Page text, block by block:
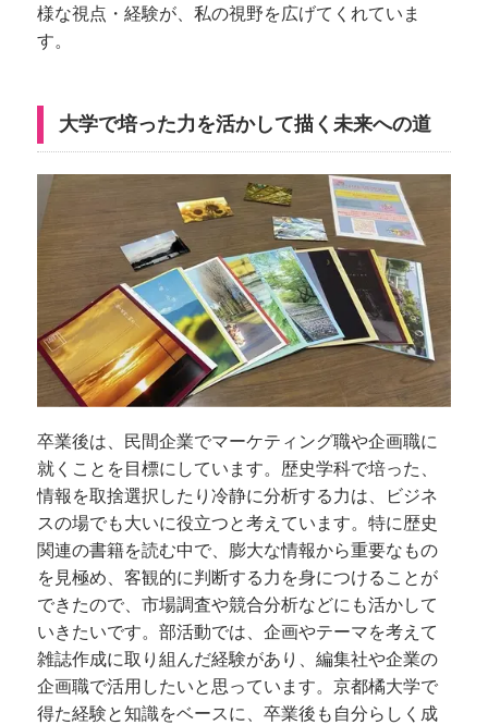
様な視点・経験が、私の視野を広げてくれていま
す。
大学で培った力を活かして描く未来への道
卒業後は、民間企業でマーケティング職や企画職に
就くことを目標にしています。歴史学科で培った、
情報を取捨選択したり冷静に分析する力は、ビジネ
スの場でも大いに役立つと考えています。特に歴史
関連の書籍を読む中で、膨大な情報から重要なもの
を見極め、客観的に判断する力を身につけることが
できたので、市場調査や競合分析などにも活かして
いきたいです。部活動では、企画やテーマを考えて
雑誌作成に取り組んだ経験があり、編集社や企業の
企画職で活用したいと思っています。京都橘大学で
得た経験と知識をベースに、卒業後も自分らしく成